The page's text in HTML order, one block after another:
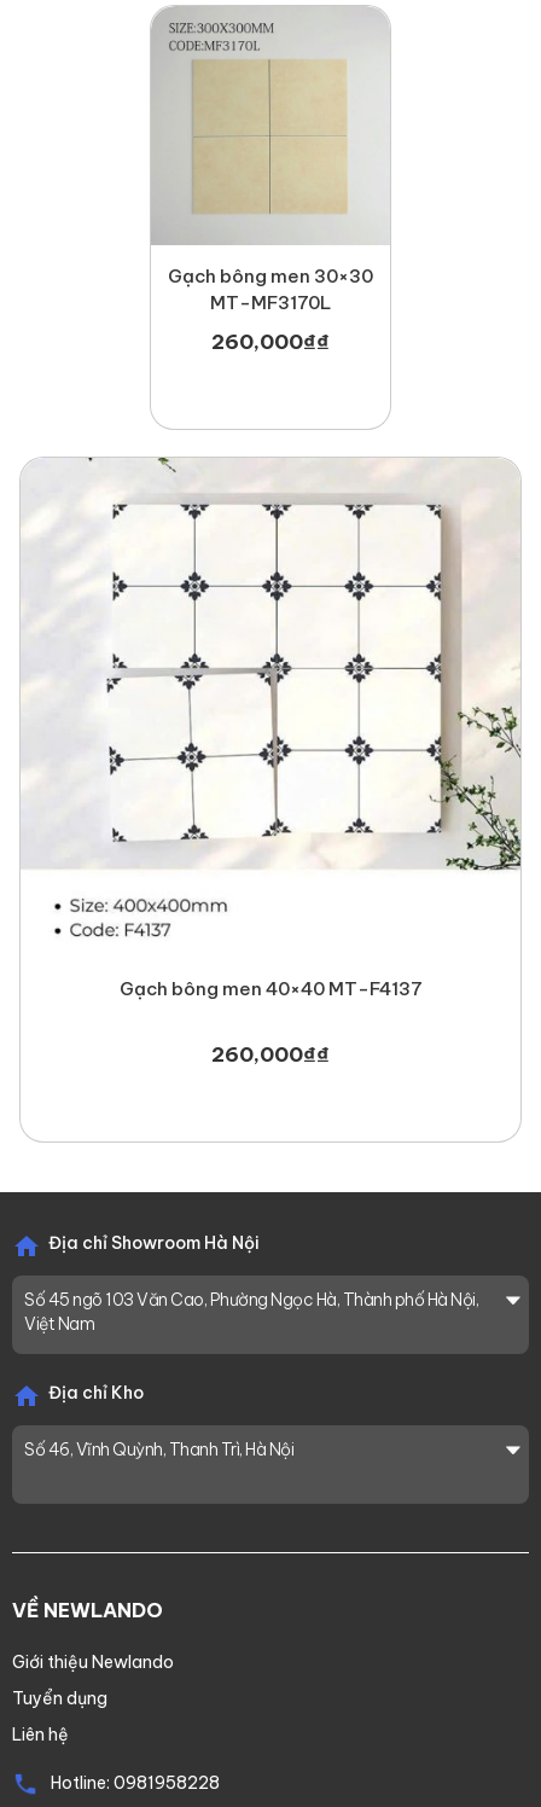
Gạch bông men 30×30
MT-MF3170L
260,000₫₫
Gạch bông men 40×40 MT-F4137
260,000₫₫
Địa chỉ Showroom Hà Nội
Số 45 ngõ 103 Văn Cao, Phường Ngọc Hà, Thành phố Hà Nội,
Việt Nam
Địa chỉ Kho
Số 46, Vĩnh Quỳnh, Thanh Trì, Hà Nội
VỀ NEWLANDO
Giới thiệu Newlando
Tuyển dụng
Liên hệ
Hotline: 0981958228